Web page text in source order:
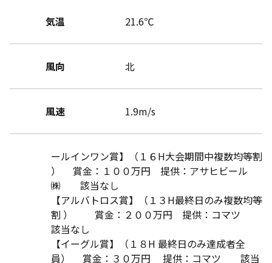
気温 21.6℃
風向 北
風速 1.9m/s
ールインワン賞】（１６H大会期間中複数均等割
） 賞金：１００万円 提供：アサヒビール
㈱ 該当なし
【アルバトロス賞】（１３H最終日のみ複数均等
割 ） 賞金：２００万円 提供：コマツ
該当なし
【イーグル賞】（１８H 最終日のみ達成者全
員） 賞金：３０万円 提供：コマツ 該当